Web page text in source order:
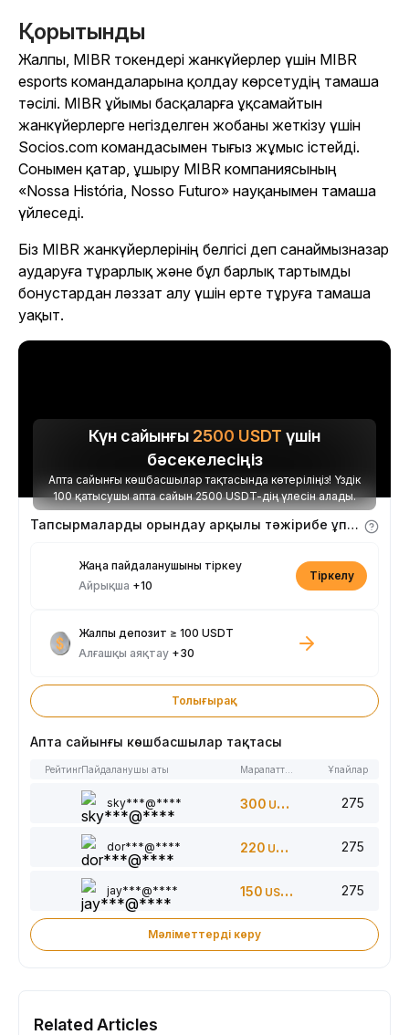
Қорытынды
Жалпы, MIBR токендері жанкүйерлер үшін MIBR
esports командаларына қолдау көрсетудің тамаша
тәсілі. MIBR ұйымы басқаларға ұқсамайтын
жанкүйерлерге негізделген жобаны жеткізу үшін
Socios.com командасымен тығыз жұмыс істейді.
Сонымен қатар, ұшыру MIBR компаниясының
«Nossa História, Nosso Futuro» науқанымен тамаша
үйлеседі.
Біз MIBR жанкүйерлерінің белгісі деп санаймызназар
аударуға тұрарлық және бұл барлық тартымды
бонустардан ләззат алу үшін ерте тұруға тамаша
уақыт.
Күн сайынғы 2500 USDT үшін
бәсекелесіңіз
Апта сайынғы көшбасшылар тақтасында көтеріліңіз! Үздік
100 қатысушы апта сайын 2500 USDT-дің үлесін алады.
Тапсырмаларды орындау арқылы тәжірибе ұпайларын алыңыз
Жаңа пайдаланушыны тіркеу
Айрықша +10
Тіркелу
Жалпы депозит ≥ 100 USDT
Алғашқы аяқтау +30
Толығырақ
Апта сайынғы көшбасшылар тақтасы
РейтингПайдаланушы аты Ұпайлар
sky***@**** 300 USDT 275
dor***@**** 220 USDT 275
jay***@**** 150 USDT 275
Мәліметтерді көру
Related Articles